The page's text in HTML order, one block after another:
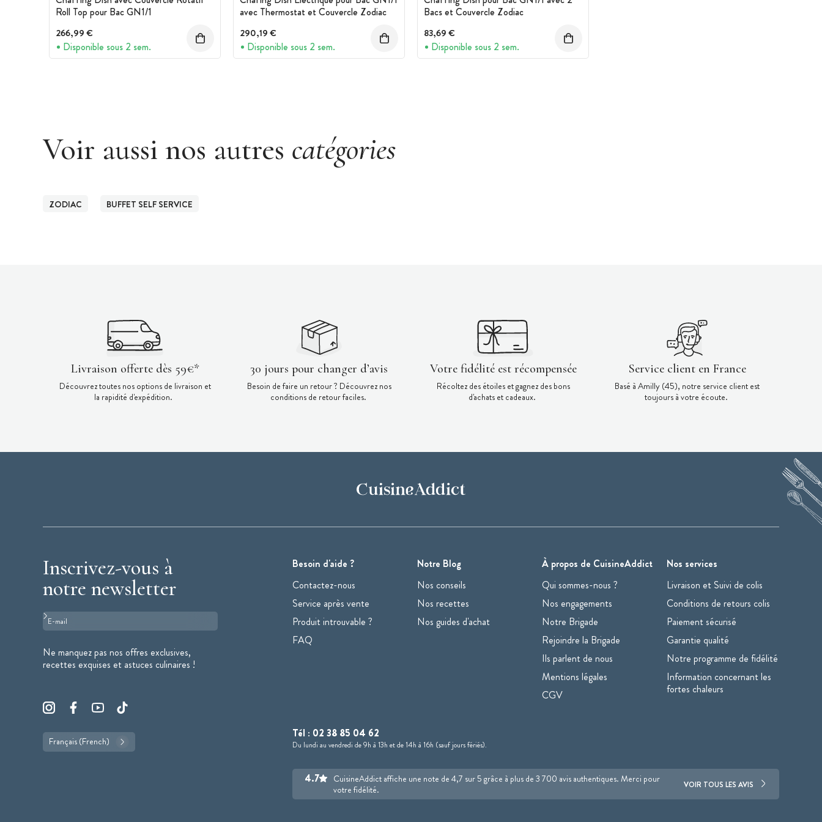
Roll Top pour Bac GN1/1
266,99 €
Disponible sous 2 sem.
avec Thermostat et Couvercle Zodiac
290,19 €
Disponible sous 2 sem.
Bacs et Couvercle Zodiac
83,69 €
Disponible sous 2 sem.
Voir aussi nos autres catégories
ZODIAC BUFFET SELF SERVICE
Livraison offerte dès 59€*
Découvrez toutes nos options de livraison et
la rapidité d'expédition.
30 jours pour changer d’avis
Besoin de faire un retour ? Découvrez nos
conditions de retour faciles.
Votre fidélité est récompensée
Récoltez des étoiles et gagnez des bons
d'achats et cadeaux.
Service client en France
Basé à Amilly (45), notre service client est
toujours à votre écoute.
Besoin d'aide ?
Contactez-nous
Service après vente
Produit introuvable ?
FAQ
Notre Blog
Nos conseils
Nos recettes
Nos guides d'achat
À propos de CuisineAddict
Qui sommes-nous ?
Nos engagements
Notre Brigade
Rejoindre la Brigade
Ils parlent de nous
Mentions légales
CGV
Nos services
Livraison et Suivi de colis
Conditions de retours colis
Paiement sécurisé
Garantie qualité
Notre programme de fidélité
Information concernant les
fortes chaleurs
Inscrivez-vous à
notre newsletter
Format : adresse@email.com
Ne manquez pas nos offres exclusives,
recettes exquises et astuces culinaires !
Français (French)
Tél : 02 38 85 04 62
Du lundi au vendredi de 9h à 13h et de 14h à 16h (sauf jours fériés).
4.7
CuisineAddict affiche une note de 4,7 sur 5 grâce à plus de 3 700 avis authentiques. Merci pour
votre fidélité.
VOIR TOUS LES AVIS